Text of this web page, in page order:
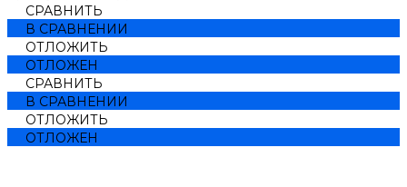
СРАВНИТЬ
В СРАВНЕНИИ
ОТЛОЖИТЬ
ОТЛОЖЕН
СРАВНИТЬ
В СРАВНЕНИИ
ОТЛОЖИТЬ
ОТЛОЖЕН